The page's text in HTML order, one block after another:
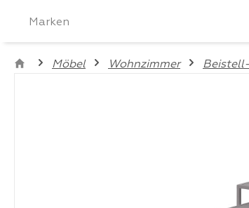
Marken
Möbel Wohnzimmer